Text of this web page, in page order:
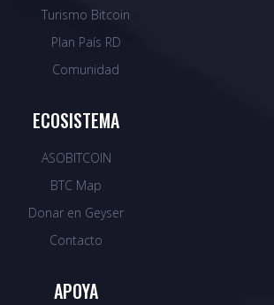
Turismo Bitcoin
Plan País RD
Comunidad
ECOSISTEMA
ASOBITCOIN
BTC Map
Donar en Geyser
Contacto
APOYA